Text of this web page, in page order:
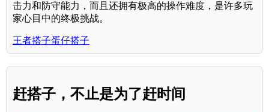
击力和防守能力，而且还拥有极高的操作难度，是许多玩
家心目中的终极挑战。
王者搭子蛋仔搭子
赶搭子，不止是为了赶时间